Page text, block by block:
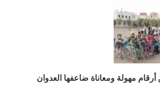
أرقام مهولة ومعاناة ضاعفها العدوان